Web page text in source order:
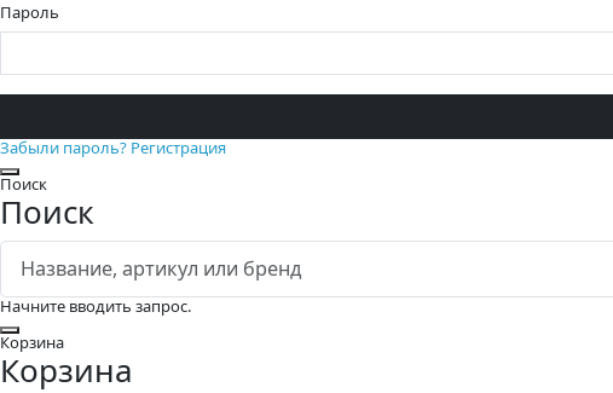
Пароль
Забыли пароль? Регистрация
Закрыть
Поиск
Поиск
Начните вводить запрос.
Закрыть
Корзина
Корзина